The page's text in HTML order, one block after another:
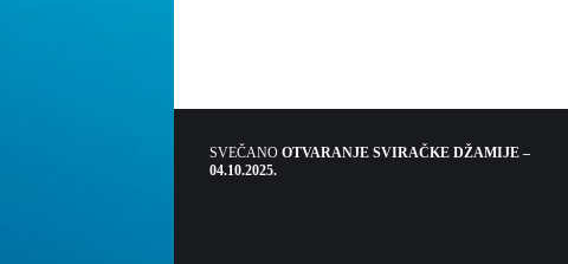
SVEČANO OTVARANJE SVIRAČKE DŽAMIJE –
04.10.2025.